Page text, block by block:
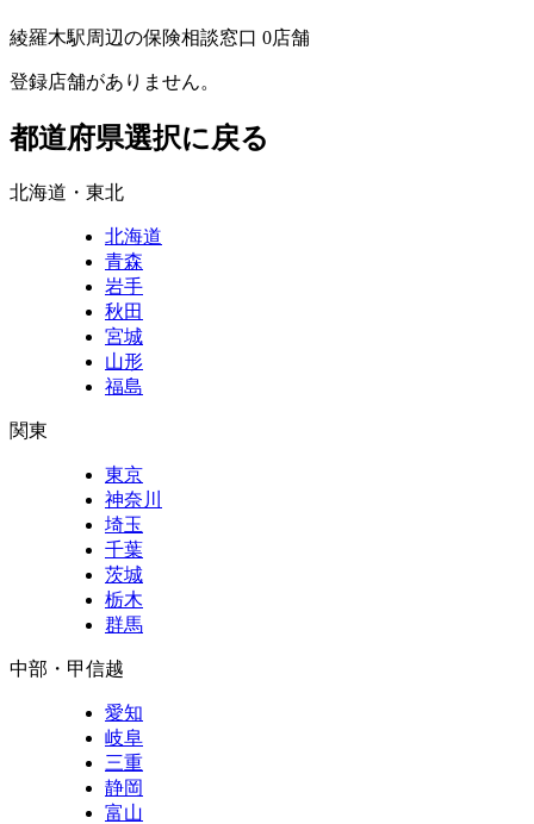
綾羅木駅周辺の保険相談窓口 0店舗
登録店舗がありません。
都道府県選択に戻る
北海道・東北
北海道
青森
岩手
秋田
宮城
山形
福島
関東
東京
神奈川
埼玉
千葉
茨城
栃木
群馬
中部・甲信越
愛知
岐阜
三重
静岡
富山